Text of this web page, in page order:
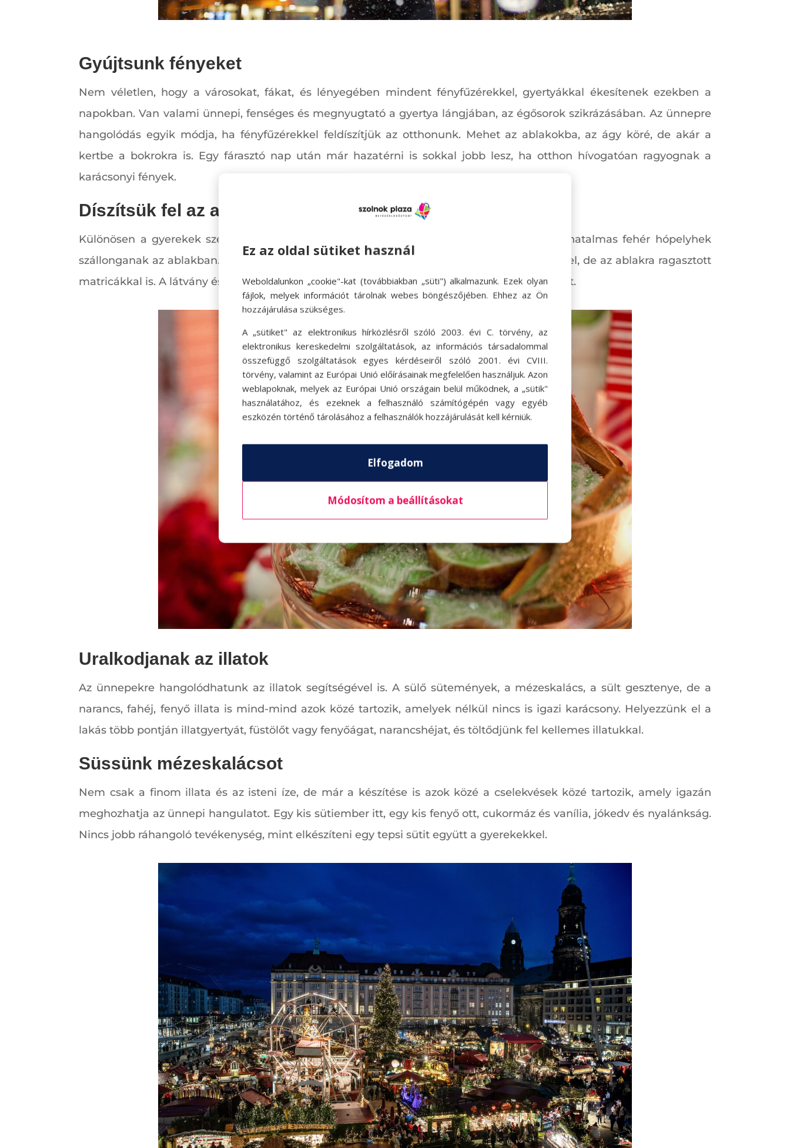
Gyújtsunk fényeket
Nem véletlen, hogy a városokat, fákat, és lényegében mindent fényfűzérekkel, gyertyákkal ékesítenek ezekben a
napokban. Van valami ünnepi, fenséges és megnyugtató a gyertya lángjában, az égősorok szikrázásában. Az ünnepre
hangolódás egyik módja, ha fényfűzérekkel feldíszítjük az otthonunk. Mehet az ablakokba, az ágy köré, de akár a
kertbe a bokrokra is. Egy fárasztó nap után már hazatérni is sokkal jobb lesz, ha otthon hívogatóan ragyognak a
karácsonyi fények.
Díszítsük fel az ablakokat
Különösen a gyerekek szeretik, de tény, hogy van egyfajta bája és hangulata annak, ha hatalmas fehér hópelyhek
szállonganak az ablakban. A díszítést megoldhatjuk papírból kivágott és fellógatott díszekkel, de az ablakra ragasztott
matricákkal is. A látvány és a közösen elvégzett munka is eszünkbe idézheti, milyen jó együtt.
Uralkodjanak az illatok
Az ünnepekre hangolódhatunk az illatok segítségével is. A sülő sütemények, a mézeskalács, a sült gesztenye, de a
narancs, fahéj, fenyő illata is mind-mind azok közé tartozik, amelyek nélkül nincs is igazi karácsony. Helyezzünk el a
lakás több pontján illatgyertyát, füstölőt vagy fenyőágat, narancshéjat, és töltődjünk fel kellemes illatukkal.
Süssünk mézeskalácsot
Nem csak a finom illata és az isteni íze, de már a készítése is azok közé a cselekvések közé tartozik, amely igazán
meghozhatja az ünnepi hangulatot. Egy kis sütiember itt, egy kis fenyő ott, cukormáz és vanília, jókedv és nyalánkság.
Nincs jobb ráhangoló tevékenység, mint elkészíteni egy tepsi sütit együtt a gyerekekkel.
Ez az oldal sütiket használ
Weboldalunkon „cookie"-kat (továbbiakban „süti") alkalmazunk. Ezek olyan
fájlok, melyek információt tárolnak webes böngészőjében. Ehhez az Ön
hozzájárulása szükséges.
A „sütiket" az elektronikus hírközlésről szóló 2003. évi C. törvény, az
elektronikus kereskedelmi szolgáltatások, az információs társadalommal
összefüggő szolgáltatások egyes kérdéseiről szóló 2001. évi CVIII.
törvény, valamint az Európai Unió előírásainak megfelelően használjuk. Azon
weblapoknak, melyek az Európai Unió országain belül működnek, a „sütik"
használatához, és ezeknek a felhasználó számítógépén vagy egyéb
eszközén történő tárolásához a felhasználók hozzájárulását kell kérniük.
Elfogadom
Módosítom a beállításokat